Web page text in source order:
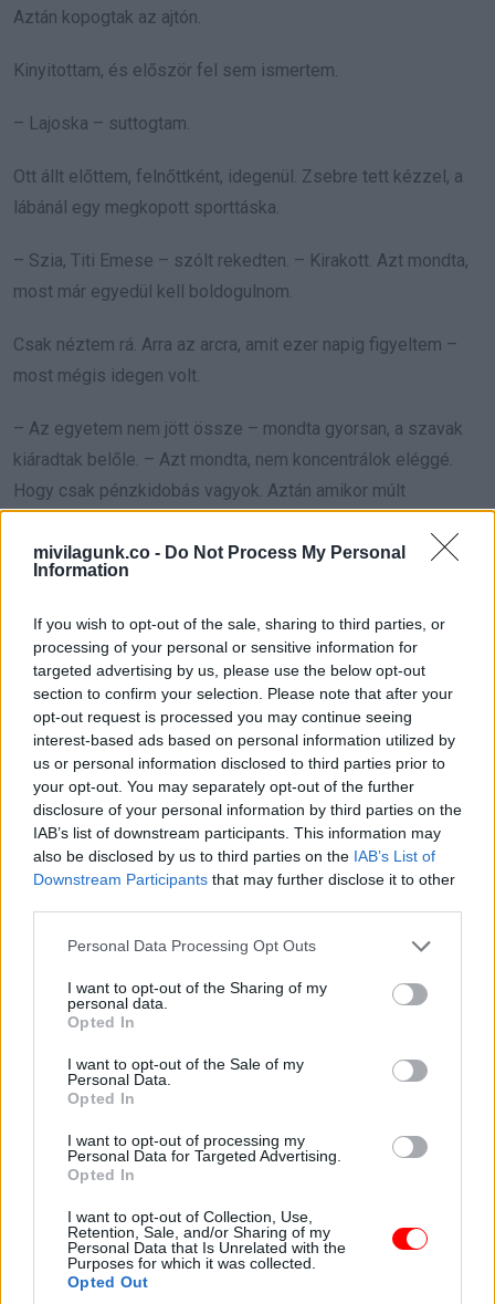
mivilagunk.co - Do Not Process My Personal
Information
If you wish to opt-out of the sale, sharing to third parties, or
processing of your personal or sensitive information for
targeted advertising by us, please use the below opt-out
section to confirm your selection. Please note that after your
opt-out request is processed you may continue seeing
interest-based ads based on personal information utilized by
us or personal information disclosed to third parties prior to
your opt-out. You may separately opt-out of the further
disclosure of your personal information by third parties on the
IAB’s list of downstream participants. This information may
also be disclosed by us to third parties on the IAB’s List of
Downstream Participants that may further disclose it to other
Please note that this website/app uses one or more Google
not limited to your visit or usage behaviour. You may click to
grant or deny consent to Google and its third-party tags to
use your data for below specified purposes in below Google
consent section.
Personal Data Processing Opt Outs
I want to opt-out of the Sharing of my
personal data.
Opted In
I want to opt-out of the Sale of my
Personal Data.
Opted In
I want to opt-out of processing my
Personal Data for Targeted Advertising.
Opted In
I want to opt-out of Collection, Use,
Retention, Sale, and/or Sharing of my
Personal Data that Is Unrelated with the
Purposes for which it was collected.
Opted Out
Aztán kopogtak az ajtón.
Kinyitottam, és először fel sem ismertem.
– Lajoska – suttogtam.
Ott állt előttem, felnőttként, idegenül. Zsebre tett kézzel, a
lábánál egy megkopott sporttáska.
– Szia, Titi Emese – szólt rekedten. – Kirakott. Azt mondta,
most már egyedül kell boldogulnom.
Csak néztem rá. Arra az arcra, amit ezer napig figyeltem –
most mégis idegen volt.
– Az egyetem nem jött össze – mondta gyorsan, a szavak
kiáradtak belőle. – Azt mondta, nem koncentrálok eléggé.
Hogy csak pénzkidobás vagyok. Aztán amikor múlt
és… – megállt, nagyot nyelt. – Nem tudtam, hova mehetnék.
Az a fájdalom, amiről azt hittem, már régen feldolgoztam,
újra fellángolt bennem.
De ő volt a kisfiam. És nem volt hová mennie.
– A kanapén alhatsz – mondtam végül, félreállva. – Már
nincs külön szoba.
Megkönnyebbült mosoly terült el az arcán.
– Vannak szabályok – vágtam rá. – Ez már nem olyan, mint
Bólintott.
Lajoska most már magának mosott, és részben beszállt a
lakbérbe a szerelőműhelyes munkájából.
Lassan, óvatosan, elkezdtük újra felépíteni azt, ami elég volt
a túléléshez.